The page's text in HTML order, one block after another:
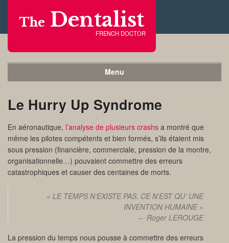
The Dentalist
FRENCH DOCTOR
Menu
Le Hurry Up Syndrome
En aéronautique, l’analyse de plusieurs crashs a montré que
même les pilotes compétents et bien formés, s’ils étaient mis
sous pression (financière, commerciale, pression de la montre,
organisationnelle…) pouvaient commettre des erreurs
catastrophiques et causer des centaines de morts.
« LE TEMPS N’EXISTE PAS. CE N’EST QU’ UNE
INVENTION HUMAINE »
– Roger LEROUGE
La pression du temps nous pousse à commettre des erreurs